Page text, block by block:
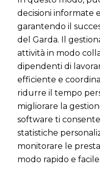
decisioni informate
garantendo il
del Garda. Il
attività in modo
dipendenti di
efficiente e
ridurre il tempo
migliorare la
software ti
statistiche
monitorare le
modo rapido e facile.